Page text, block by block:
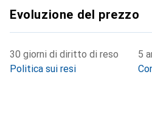
Evoluzione del prezzo
30 giorni di diritto di reso
Politica sui resi
5